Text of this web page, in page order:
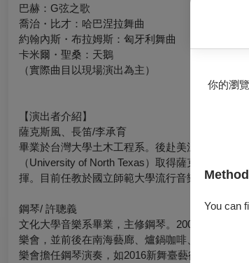
你的瀏
You can
巴赫：G弦之歌
喬治・比才：哈巴涅拉舞曲
約翰內斯・布拉姆斯：匈牙利舞曲
卡米爾・聖桑：天鵝
（實際曲目以現場演出為主）
【演出者介紹】
薩克斯風、長笛/李承育
畢業於台灣大學土木工程系。後赴美深造，2001
（University of North Texas）取得薩克斯風演
揮。目前任教於國立師範大學流行音樂研究所、
鋼琴/ 許聰義
文化大學音樂系畢業，主修鋼琴。2007年參與台
樂會，並前後在南海藝廊、爐鍋咖啡、迴廊咖啡
樂會擔任鋼琴演奏，如2016新舞臺藝術節-董陽